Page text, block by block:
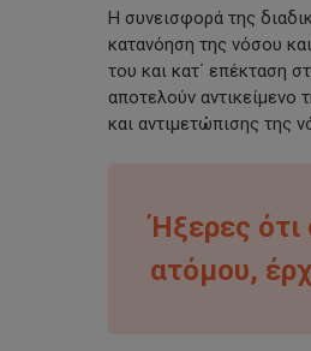
Η συνεισφορά της
κατανόηση της νόσου
του και κατ΄ επέκταση
αποτελούν
και αντιμετώπισης της
Ήξερες
ατόμου,